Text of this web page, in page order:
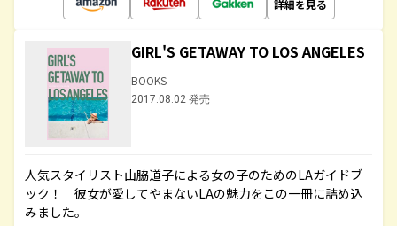
詳細を見る
GIRL'S GETAWAY TO LOS ANGELES
BOOKS
2017.08.02 発売
人気スタイリスト山脇道子による女の子のためのLAガイドブ
ック！ 彼女が愛してやまないLAの魅力をこの一冊に詰め込
みました。